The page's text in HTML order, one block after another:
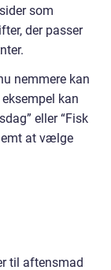
som
der passer
nemmere kan
kan
eller “Fisk
at vælge
til aftensmad